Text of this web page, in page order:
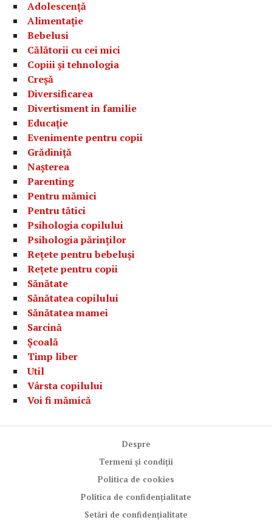
Adolescență
Alimentație
Bebelusi
Călătorii cu cei mici
Copiii și tehnologia
Creșă
Diversificarea
Divertisment in familie
Educație
Evenimente pentru copii
Grădiniță
Nașterea
Parenting
Pentru mămici
Pentru tătici
Psihologia copilului
Psihologia părinților
Rețete pentru bebeluși
Rețete pentru copii
Sănătate
Sănătatea copilului
Sănătatea mamei
Sarcină
Școală
Timp liber
Util
Vârsta copilului
Voi fi mămică
Despre
Termeni și condiții
Politica de cookies
Politica de confidențialitate
Setări de confidențialitate